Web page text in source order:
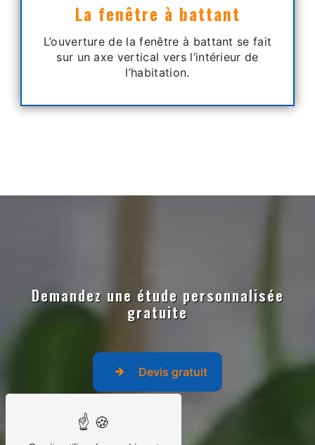
La fenêtre à battant
L’ouverture de la fenêtre à battant se fait
sur un axe vertical vers l’intérieur de
l’habitation.
Demandez une étude personnalisée
gratuite
Devis gratuit